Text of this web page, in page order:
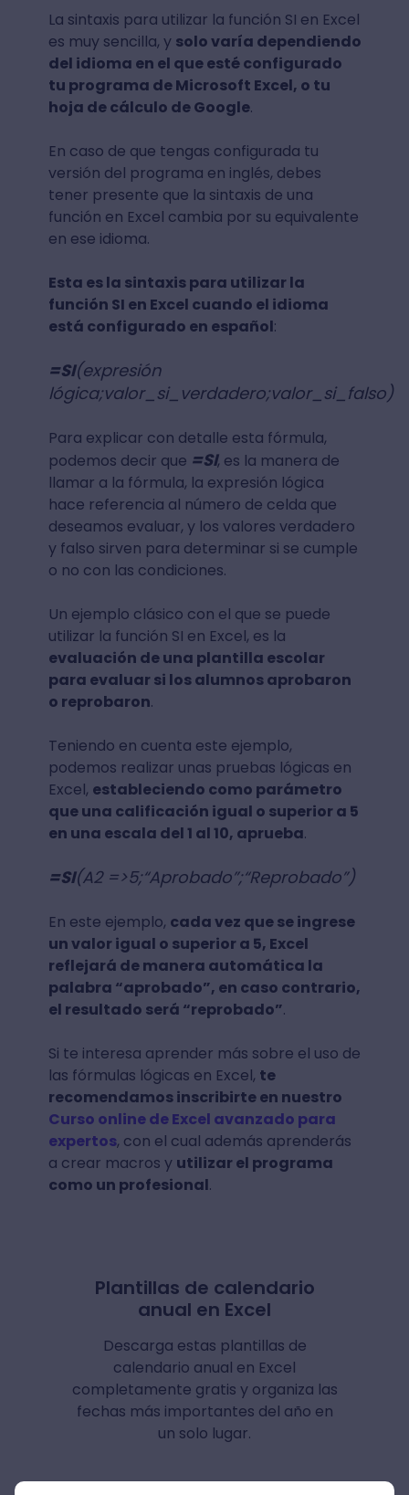
La sintaxis para utilizar la función SI en Excel
es muy sencilla, y solo varía dependiendo
del idioma en el que esté configurado
tu programa de Microsoft Excel, o tu
hoja de cálculo de Google.
En caso de que tengas configurada tu
versión del programa en inglés, debes
tener presente que la sintaxis de una
función en Excel cambia por su equivalente
en ese idioma.
Esta es la sintaxis para utilizar la
función SI en Excel cuando el idioma
está configurado en español:
=SI(expresión
lógica;valor_si_verdadero;valor_si_falso)
Para explicar con detalle esta fórmula,
podemos decir que =SI, es la manera de
llamar a la fórmula, la expresión lógica
hace referencia al número de celda que
deseamos evaluar, y los valores verdadero
y falso sirven para determinar si se cumple
o no con las condiciones.
Un ejemplo clásico con el que se puede
utilizar la función SI en Excel, es la
evaluación de una plantilla escolar
para evaluar si los alumnos aprobaron
o reprobaron.
Teniendo en cuenta este ejemplo,
podemos realizar unas pruebas lógicas en
Excel, estableciendo como parámetro
que una calificación igual o superior a 5
en una escala del 1 al 10, aprueba.
=SI(A2 =>5;“Aprobado”;“Reprobado”)
En este ejemplo, cada vez que se ingrese
un valor igual o superior a 5, Excel
reflejará de manera automática la
palabra “aprobado”, en caso contrario,
el resultado será “reprobado”.
Si te interesa aprender más sobre el uso de
las fórmulas lógicas en Excel, te
recomendamos inscribirte en nuestro
Curso online de Excel avanzado para
expertos, con el cual además aprenderás
a crear macros y utilizar el programa
como un profesional.
Plantillas de calendario
anual en Excel
Descarga estas plantillas de
calendario anual en Excel
completamente gratis y organiza las
fechas más importantes del año en
un solo lugar.